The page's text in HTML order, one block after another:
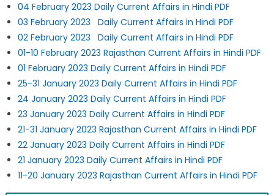
04 February 2023 Daily Current Affairs in Hindi PDF
03 February 2023 Daily Current Affairs in Hindi PDF
02 February 2023 Daily Current Affairs in Hindi PDF
01-10 February 2023 Rajasthan Current Affairs in Hindi PDF
01 February 2023 Daily Current Affairs in Hindi PDF
25-31 January 2023 Daily Current Affairs in Hindi PDF
24 January 2023 Daily Current Affairs in Hindi PDF
23 January 2023 Daily Current Affairs in Hindi PDF
21-31 January 2023 Rajasthan Current Affairs in Hindi PDF
22 January 2023 Daily Current Affairs in Hindi PDF
21 January 2023 Daily Current Affairs in Hindi PDF
11-20 January 2023 Rajasthan Current Affairs in Hindi PDF